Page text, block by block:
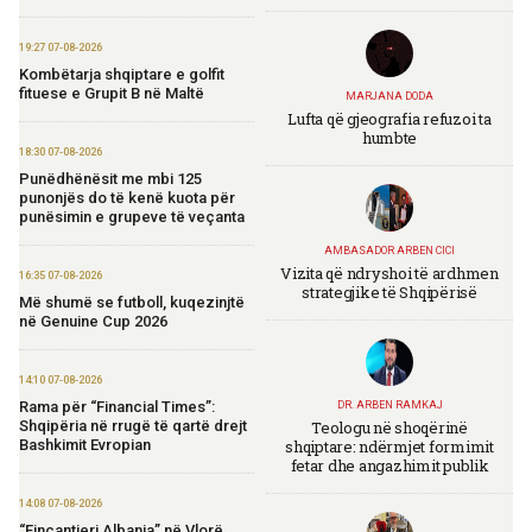
19:27 07-08-2026
Kombëtarja shqiptare e golfit
fituese e Grupit B në Maltë
18:30 07-08-2026
Punëdhënësit me mbi 125
punonjës do të kenë kuota për
punësimin e grupeve të veçanta
16:35 07-08-2026
Më shumë se futboll, kuqezinjtë
në Genuine Cup 2026
14:10 07-08-2026
Rama për “Financial Times”:
Shqipëria në rrugë të qartë drejt
Bashkimit Evropian
14:08 07-08-2026
MARJANA DODA
Lufta që gjeografia refuzoi ta
humbte
AMBASADOR ARBEN CICI
Vizita që ndryshoi të ardhmen
strategjike të Shqipërisë
DR. ARBEN RAMKAJ
Teologu në shoqërinë
shqiptare: ndërmjet formimit
fetar dhe angazhimit publik